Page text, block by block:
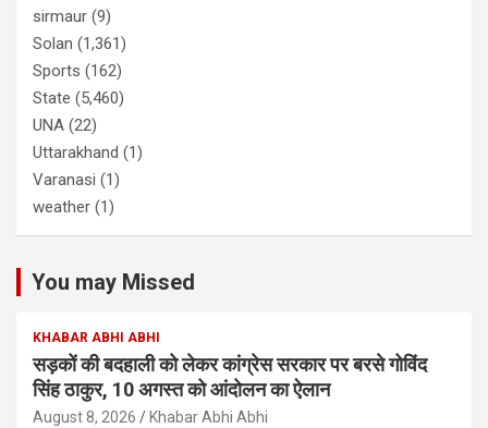
sirmaur (9)
Solan (1,361)
Sports (162)
State (5,460)
UNA (22)
Uttarakhand (1)
Varanasi (1)
weather (1)
You may Missed
KHABAR ABHI ABHI
सड़कों की बदहाली को लेकर कांग्रेस सरकार पर बरसे गोविंद
सिंह ठाकुर, 10 अगस्त को आंदोलन का ऐलान
August 8, 2026 Khabar Abhi Abhi